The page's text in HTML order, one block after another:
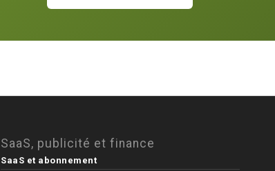
SaaS, publicité et finance
SaaS et abonnement